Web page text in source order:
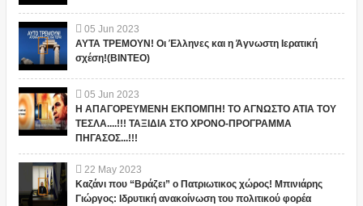
05 Jun 2023
ΑΥΤΑ ΤΡΕΜΟΥΝ! Οι Έλληνες και η Άγνωστη Ιερατική
σχέση!(ΒΙΝΤΕΟ)
05 Jun 2023
Η ΑΠΑΓΟΡΕΥΜΕΝΗ ΕΚΠΟΜΠΗ! ΤΟ ΑΓΝΩΣΤΟ ΑΤΙΑ ΤΟΥ
ΤΕΣΛΑ....!!! ΤΑΞΙΔΙΑ ΣΤΟ ΧΡΟΝΟ-ΠΡΟΓΡΑΜΜΑ
ΠΗΓΑΣΟΣ...!!!
22 May 2023
Καζάνι που “Βράζει” ο Πατριωτικος χώρος! Μπινιάρης
Γιώργος: Ιδρυτική ανακοίνωση του πολιτικού φορέα